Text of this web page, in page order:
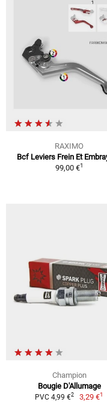
RAXIMO
Bcf Leviers Frein Et
99,00 €1
Champion
Bougie D'Allumage
PVC 4,99 €2 3,29 €1